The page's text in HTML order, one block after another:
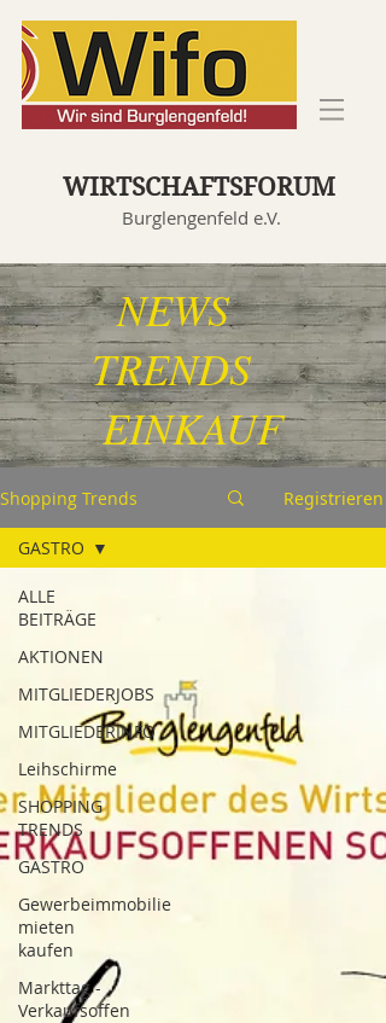
WIRTSCHAFTSFORUM
Burglengenfeld e.V.
NEWS
TRENDS
EINKAUF
Shopping Trends Registrieren
ALLE
BEITRÄGE
AKTIONEN
MITGLIEDERJOBS
MITGLIEDERINFO
Leihschirme
SHOPPING
TRENDS
GASTRO
Gewerbeimmobilie
mieten
kaufen
Markttag -
Verkaufsoffen
GASTRO